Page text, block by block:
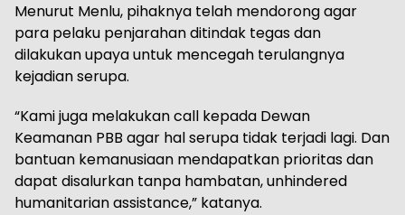
Menurut Menlu, pihaknya telah mendorong agar
para pelaku penjarahan ditindak tegas dan
dilakukan upaya untuk mencegah terulangnya
kejadian serupa.
“Kami juga melakukan call kepada Dewan
Keamanan PBB agar hal serupa tidak terjadi lagi. Dan
bantuan kemanusiaan mendapatkan prioritas dan
dapat disalurkan tanpa hambatan, unhindered
humanitarian assistance,” katanya.